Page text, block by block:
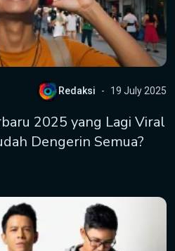
Redaksi 19 July 2025
2025 yang Lagi Viral
Dengerin Semua?